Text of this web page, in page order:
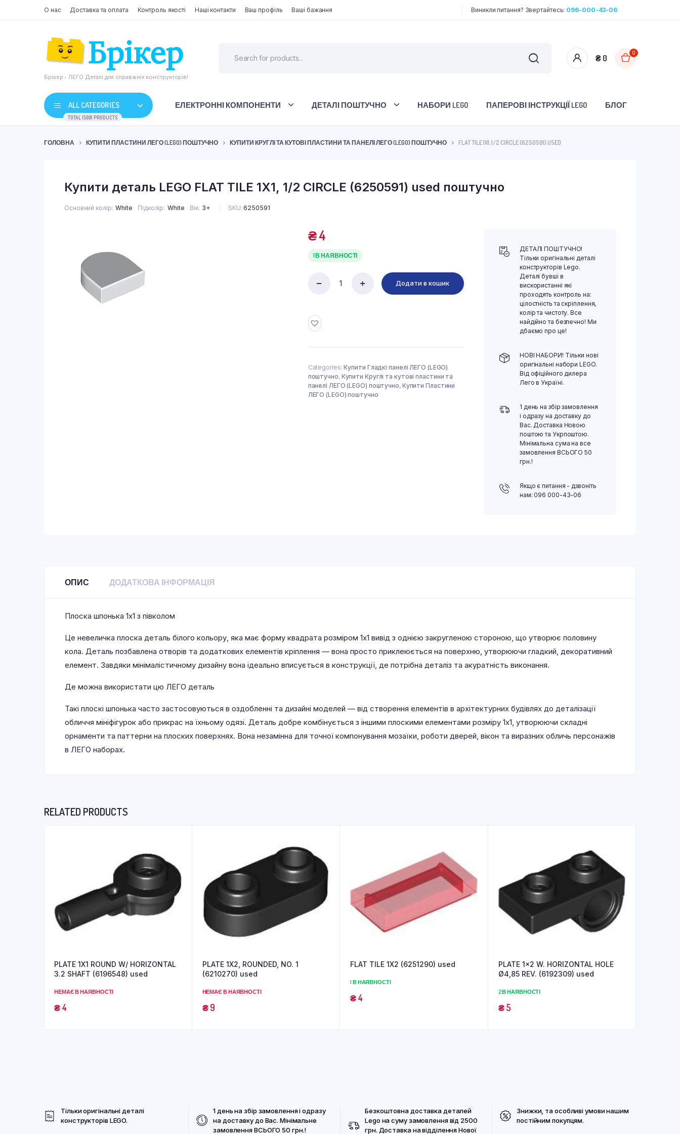
О нас Доставка та оплата Контроль якості Наші контакти Ваш профіль Ваші бажання Виникли питання? Звертайтесь: 096-000-43-06
Брікер - ЛЕГО Деталі для справжніх конструкторів!
₴ 0
0
ALL CATEGORIES
TOTAL 15881 PRODUCTS
ЕЛЕКТРОННІ КОМПОНЕНТИ ДЕТАЛІ ПОШТУЧНО НАБОРИ LEGO ПАПЕРОВІ ІНСТРУКЦІЇ LEGO БЛОГ
ГОЛОВНА КУПИТИ ПЛАСТИНИ ЛЕГО (LEGO) ПОШТУЧНО КУПИТИ КРУГЛІ ТА КУТОВІ ПЛАСТИНИ ТА ПАНЕЛІ ЛЕГО (LEGO) ПОШТУЧНО FLAT TILE 1X1, 1/2 CIRCLE (6250591) USED
Купити деталь LEGO FLAT TILE 1X1, 1/2 CIRCLE (6250591) used поштучно
Основний колір White Підколір White Вік 3+ SKU: 6250591
₴4
1 В НАЯВНОСТІ
1/2
CIRCLE
Додати в кошик
Categories:Купити Гладкі панелі ЛЕГО (LEGO)
поштучно, Купити Круглі та кутові пластини та
панелі ЛЕГО (LEGO) поштучно, Купити Пластини
ЛЕГО (LEGO) поштучно
ДЕТАЛІ ПОШТУЧНО!
Тільки оригінальні деталі
конструкторів Lego.
Деталі бувші в
вискористанні які
проходять контроль на:
цілостність та скріплення,
колір та чистоту. Все
найдійно та безпечно! Ми
дбаємо про це!
НОВІ НАБОРИ! Тільки нові
оригінальні набори LEGO.
Від офіційного дилера
Лего в Україні.
1 день на збір замовлення
і одразу на доставку до
Вас. Доставка Новою
поштою та Укрпоштою.
Мінімальна сума на все
замовлення ВСЬОГО 50
грн.!
Якщо є питання - дзвоніть
нам: 096 000-43-06
ОПИС ДОДАТКОВА ІНФОРМАЦІЯ
Плоска шпонька 1х1 з півколом
Це невеличка плоска деталь білого кольору, яка має форму квадрата розміром 1х1 вивід з однією закругленою стороною, що утворює половину
кола. Деталь позбавлена отворів та додаткових елементів кріплення — вона просто приклеюється на поверхню, утворюючи гладкий, декоративний
елемент. Завдяки мінімалістичному дизайну вона ідеально вписується в конструкції, де потрібна деталіз та акуратність виконання.
Де можна використати цю ЛЕГО деталь
Такі плоскі шпонька часто застосовуються в оздобленні та дизайні моделей — від створення елементів в архітектурних будівлях до деталізації
обличчя мініфігурок або прикрас на їхньому одязі. Деталь добре комбінується з іншими плоскими елементами розміру 1х1, утворюючи складні
орнаменти та паттерни на плоских поверхнях. Вона незамінна для точної компонування мозаїки, роботи дверей, вікон та виразних обличь персонажів
в ЛЕГО наборах.
RELATED PRODUCTS
PLATE 1X1 ROUND W/ HORIZONTAL
3.2 SHAFT (6196548) used
НЕМАЄ В НАЯВНОСТІ
₴4
PLATE 1X2, ROUNDED, NO. 1
(6210270) used
НЕМАЄ В НАЯВНОСТІ
₴9
FLAT TILE 1X2 (6251290) used
1 В НАЯВНОСТІ
₴4
PLATE 1×2 W. HORIZONTAL HOLE
Ø4,85 REV. (6192309) used
2 В НАЯВНОСТІ
₴5
Тільки оригінальні деталі
конструкторів LEGO.
1 день на збір замовлення і одразу
на доставку до Вас. Мінімальне
замовлення ВСЬОГО 50 грн.!
Безкоштовна доставка деталей
Lego на суму замовлення від 2500
грн. Доставка на відділення Нової
Знижки, та особливі умови нашим
постійним покупцям.